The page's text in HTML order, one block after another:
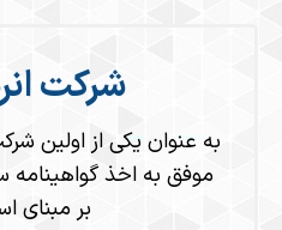
شرکت
به عنوان یکی از اولین
موفق به اخذ
بر مبنای